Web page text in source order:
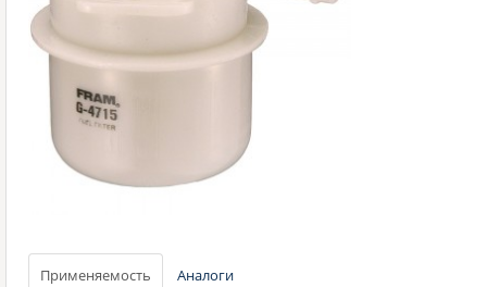
Применяемость Аналоги